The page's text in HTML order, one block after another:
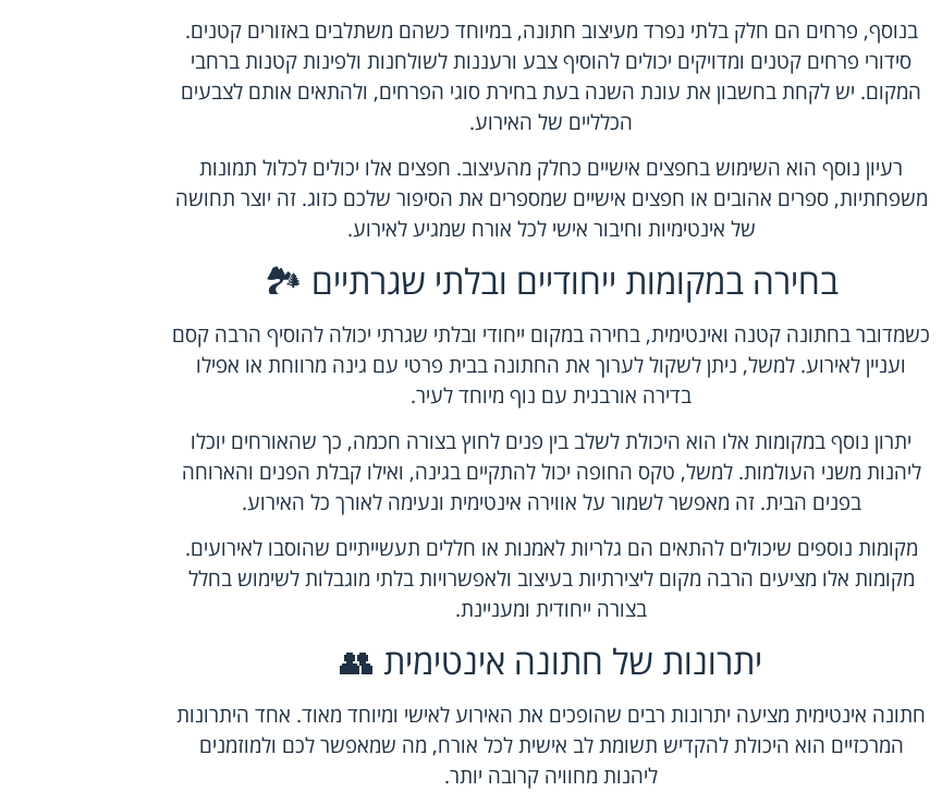
בנוסף, פרחים הם חלק בלתי נפרד מעיצוב חתונה, במיוחד כשהם משתלבים באזורים קטנים.
סידורי פרחים קטנים ומדויקים יכולים להוסיף צבע ורעננות לשולחנות ולפינות קטנות ברחבי
המקום. יש לקחת בחשבון את עונת השנה בעת בחירת סוגי הפרחים, ולהתאים אותם לצבעים
הכלליים של האירוע.
רעיון נוסף הוא השימוש בחפצים אישיים כחלק מהעיצוב. חפצים אלו יכולים לכלול תמונות
משפחתיות, ספרים אהובים או חפצים אישיים שמספרים את הסיפור שלכם כזוג. זה יוצר תחושה
של אינטימיות וחיבור אישי לכל אורח שמגיע לאירוע.
בחירה במקומות ייחודיים ובלתי שגרתיים 🏞️
כשמדובר בחתונה קטנה ואינטימית, בחירה במקום ייחודי ובלתי שגרתי יכולה להוסיף הרבה קסם
ועניין לאירוע. למשל, ניתן לשקול לערוך את החתונה בבית פרטי עם גינה מרווחת או אפילו
בדירה אורבנית עם נוף מיוחד לעיר.
יתרון נוסף במקומות אלו הוא היכולת לשלב בין פנים לחוץ בצורה חכמה, כך שהאורחים יוכלו
ליהנות משני העולמות. למשל, טקס החופה יכול להתקיים בגינה, ואילו קבלת הפנים והארוחה
בפנים הבית. זה מאפשר לשמור על אווירה אינטימית ונעימה לאורך כל האירוע.
מקומות נוספים שיכולים להתאים הם גלריות לאמנות או חללים תעשייתיים שהוסבו לאירועים.
מקומות אלו מציעים הרבה מקום ליצירתיות בעיצוב ולאפשרויות בלתי מוגבלות לשימוש בחלל
בצורה ייחודית ומעניינת.
יתרונות של חתונה אינטימית 👥
חתונה אינטימית מציעה יתרונות רבים שהופכים את האירוע לאישי ומיוחד מאוד. אחד היתרונות
המרכזיים הוא היכולת להקדיש תשומת לב אישית לכל אורח, מה שמאפשר לכם ולמוזמנים
ליהנות מחוויה קרובה יותר.